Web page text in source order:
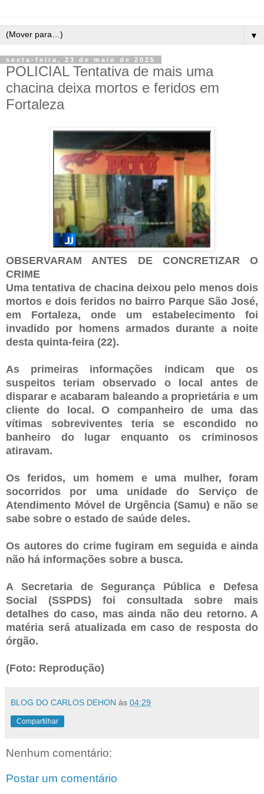
▼
sexta-feira, 23 de maio de 2025
POLICIAL Tentativa de mais uma
chacina deixa mortos e feridos em
Fortaleza
OBSERVARAM ANTES DE CONCRETIZAR O
CRIME
Uma tentativa de chacina deixou pelo menos dois
mortos e dois feridos no bairro Parque São José,
em Fortaleza, onde um estabelecimento foi
invadido por homens armados durante a noite
desta quinta-feira (22).
As primeiras informações indicam que os
suspeitos teriam observado o local antes de
disparar e acabaram baleando a proprietária e um
cliente do local. O companheiro de uma das
vítimas sobreviventes teria se escondido no
banheiro do lugar enquanto os criminosos
atiravam.
Os feridos, um homem e uma mulher, foram
socorridos por uma unidade do Serviço de
Atendimento Móvel de Urgência (Samu) e não se
sabe sobre o estado de saúde deles.
Os autores do crime fugiram em seguida e ainda
não há informações sobre a busca.
A Secretaria de Segurança Pública e Defesa
Social (SSPDS) foi consultada sobre mais
detalhes do caso, mas ainda não deu retorno. A
matéria será atualizada em caso de resposta do
órgão.
(Foto: Reprodução)
BLOG DO CARLOS DEHON às 04:29
Compartilhar
Nenhum comentário:
Postar um comentário